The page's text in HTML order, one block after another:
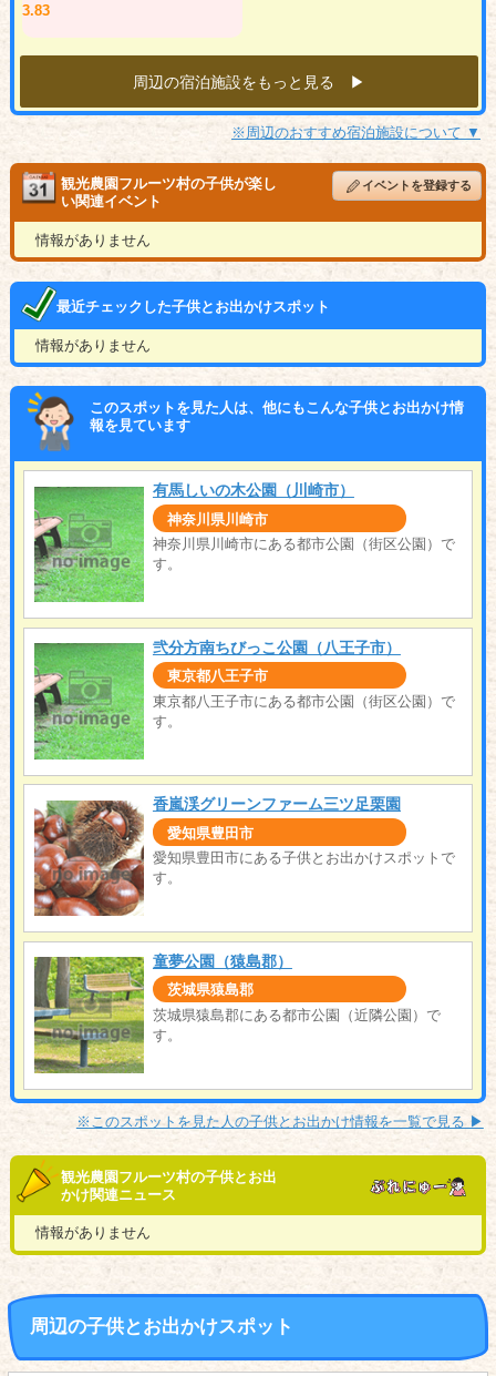
3.83
周辺の宿泊施設をもっと見る ▶︎
※周辺のおすすめ宿泊施設について ▼
観光農園フルーツ村の子供が楽し
い関連イベント
イベントを登録する
情報がありません
最近チェックした子供とお出かけスポット
情報がありません
このスポットを見た人は、他にもこんな子供とお出かけ情
報を見ています
有馬しいの木公園（川崎市）
神奈川県川崎市
神奈川県川崎市にある都市公園（街区公園）で
す。
弐分方南ちびっこ公園（八王子市）
東京都八王子市
東京都八王子市にある都市公園（街区公園）で
す。
香嵐渓グリーンファーム三ツ足栗園
愛知県豊田市
愛知県豊田市にある子供とお出かけスポットで
す。
童夢公園（猿島郡）
茨城県猿島郡
茨城県猿島郡にある都市公園（近隣公園）で
す。
※このスポットを見た人の子供とお出かけ情報を一覧で見る ▶︎
観光農園フルーツ村の子供とお出
かけ関連ニュース
情報がありません
周辺の子供とお出かけスポット